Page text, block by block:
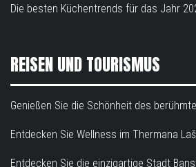
Die besten Küchentrends für das Jahr
REISEN UND TOURISMUS
Genießen Sie die Schönheit des
Entdecken Sie Wellness im Thermana
Entdecken Sie die einzigartige Stadt